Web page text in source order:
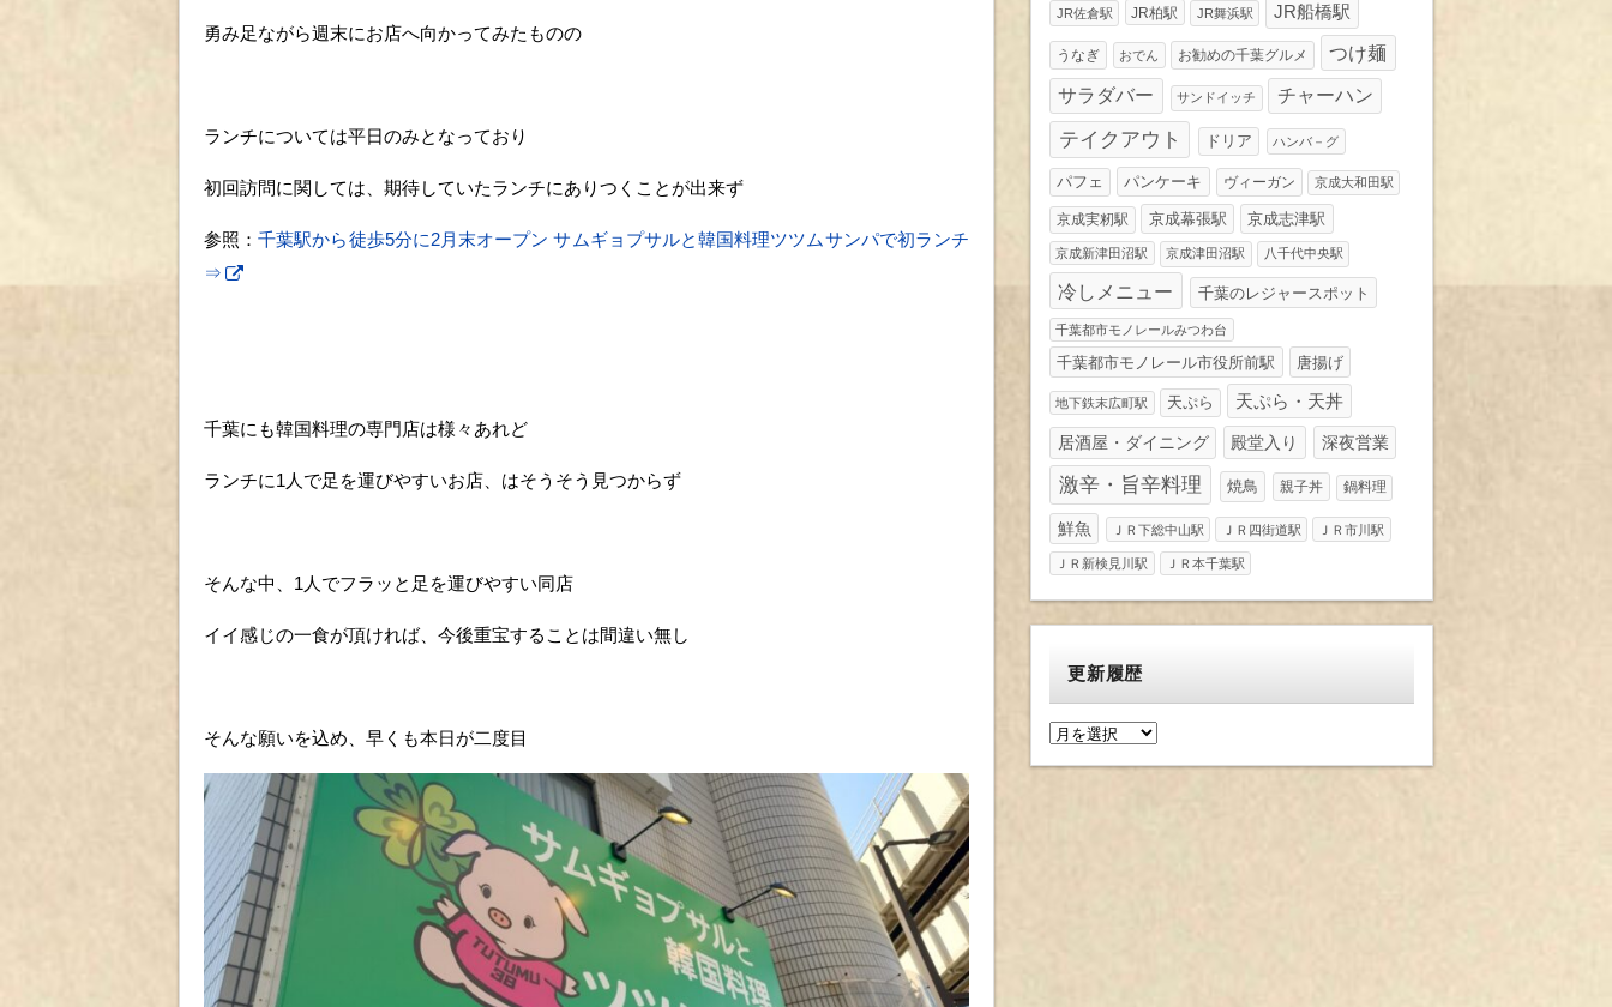
勇み足ながら週末にお店へ向かってみたものの
ランチについては平日のみとなっており
初回訪問に関しては、期待していたランチにありつくことが出来ず
参照：千葉駅から徒歩5分に2月末オープン サムギョプサルと韓国料理ツツムサンパで初ランチ
⇒
千葉にも韓国料理の専門店は様々あれど
ランチに1人で足を運びやすいお店、はそうそう見つからず
そんな中、1人でフラッと足を運びやすい同店
イイ感じの一食が頂ければ、今後重宝することは間違い無し
そんな願いを込め、早くも本日が二度目
JR佐倉駅 JR柏駅 JR舞浜駅 JR船橋駅
うなぎ おでん お勧めの千葉グルメ つけ麺
サラダバー サンドイッチ チャーハン
テイクアウト ドリア ハンバ－グ
パフェ パンケーキ ヴィーガン 京成大和田駅
京成実籾駅 京成幕張駅 京成志津駅
京成新津田沼駅 京成津田沼駅 八千代中央駅
冷しメニュー 千葉のレジャースポット
千葉都市モノレールみつわ台
千葉都市モノレール市役所前駅 唐揚げ
地下鉄末広町駅 天ぷら 天ぷら・天丼
居酒屋・ダイニング 殿堂入り 深夜営業
激辛・旨辛料理 焼鳥 親子丼 鍋料理
鮮魚 ＪＲ下総中山駅 ＪＲ四街道駅 ＪＲ市川駅
ＪＲ新検見川駅 ＪＲ本千葉駅
更新履歴
更